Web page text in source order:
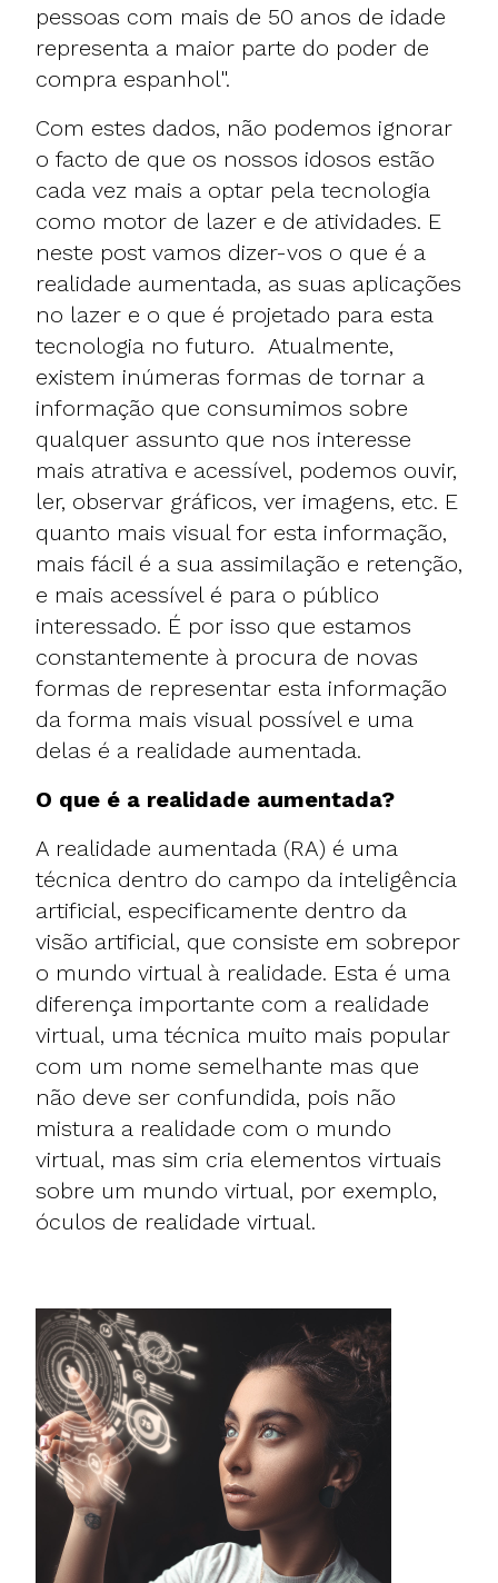
pessoas com mais de 50 anos de idade
representa a maior parte do poder de
compra espanhol".
Com estes dados, não podemos ignorar
o facto de que os nossos idosos estão
cada vez mais a optar pela tecnologia
como motor de lazer e de atividades. E
neste post vamos dizer-vos o que é a
realidade aumentada, as suas aplicações
no lazer e o que é projetado para esta
tecnologia no futuro. Atualmente,
existem inúmeras formas de tornar a
informação que consumimos sobre
qualquer assunto que nos interesse
mais atrativa e acessível, podemos ouvir,
ler, observar gráficos, ver imagens, etc. E
quanto mais visual for esta informação,
mais fácil é a sua assimilação e retenção,
e mais acessível é para o público
interessado. É por isso que estamos
constantemente à procura de novas
formas de representar esta informação
da forma mais visual possível e uma
delas é a realidade aumentada.
O que é a realidade aumentada?
A realidade aumentada (RA) é uma
técnica dentro do campo da inteligência
artificial, especificamente dentro da
visão artificial, que consiste em sobrepor
o mundo virtual à realidade. Esta é uma
diferença importante com a realidade
virtual, uma técnica muito mais popular
com um nome semelhante mas que
não deve ser confundida, pois não
mistura a realidade com o mundo
virtual, mas sim cria elementos virtuais
sobre um mundo virtual, por exemplo,
óculos de realidade virtual.